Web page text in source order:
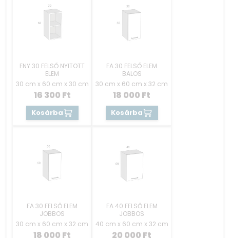
FNY 30 FELSŐ NYITOTT
ELEM
30 cm x 60 cm x 30 cm
16 300 Ft
Kosárba
FA 30 FELSŐ ELEM
BALOS
30 cm x 60 cm x 32 cm
18 000 Ft
Kosárba
FA 30 FELSŐ ELEM
JOBBOS
30 cm x 60 cm x 32 cm
18 000 Ft
FA 40 FELSŐ ELEM
JOBBOS
40 cm x 60 cm x 32 cm
20 000 Ft